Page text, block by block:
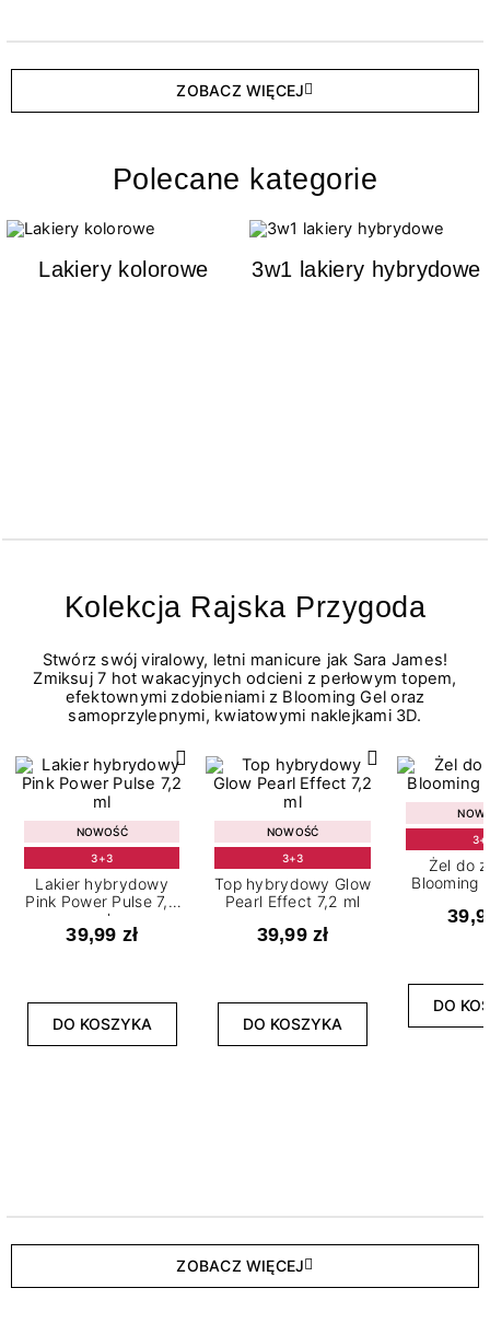
ZOBACZ WIĘCEJ
Polecane kategorie
Lakiery kolorowe 3w1 lakiery hybrydowe
Kolekcja Rajska Przygoda
Stwórz swój viralowy, letni manicure jak Sara James!
Zmiksuj 7 hot wakacyjnych odcieni z perłowym topem,
efektownymi zdobieniami z Blooming Gel oraz
samoprzylepnymi, kwiatowymi naklejkami 3D.
NOWOŚĆ
3+3
Lakier hybrydowy
Pink Power Pulse 7,2
ml
39,99 zł
DO KOSZYKA
NOWOŚĆ
3+3
Top hybrydowy Glow
Pearl Effect 7,2 ml
39,99 zł
DO KOSZYKA
Żel do
Blooming
DO
ZOBACZ WIĘCEJ